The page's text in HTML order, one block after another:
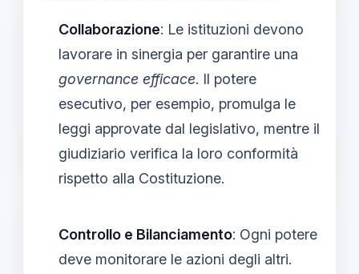
Collaborazione: Le istituzioni devono
lavorare in sinergia per garantire una
governance efficace. Il potere
esecutivo, per esempio, promulga le
leggi approvate dal legislativo, mentre il
giudiziario verifica la loro conformità
rispetto alla Costituzione.
Controllo e Bilanciamento: Ogni potere
deve monitorare le azioni degli altri.